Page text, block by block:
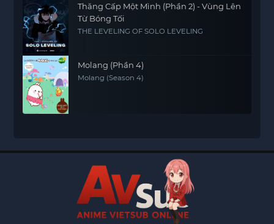
Thăng Cấp Một Mình (Phần 2) - Vùng Lên
Từ Bóng Tối
THE LEVELING OF SOLO LEVELING
Molang (Phần 4)
Molang (Season 4)